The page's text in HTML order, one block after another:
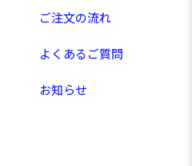
ご注文の流れ
よくあるご質問
お知らせ